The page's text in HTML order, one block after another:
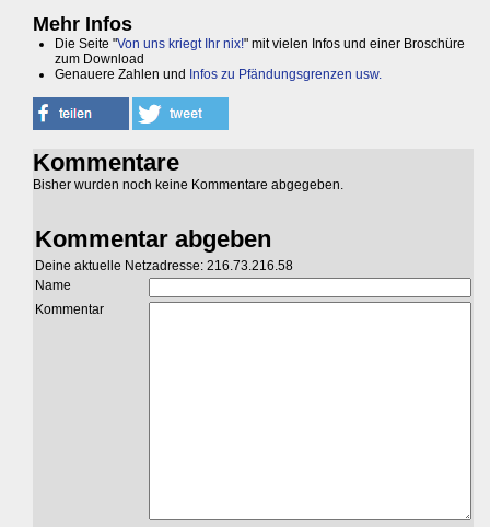
Mehr Infos
Die Seite "Von uns kriegt Ihr nix!" mit vielen Infos und einer Broschüre
zum Download
Genauere Zahlen und Infos zu Pfändungsgrenzen usw.
Kommentare
Bisher wurden noch keine Kommentare abgegeben.
Kommentar abgeben
Deine aktuelle Netzadresse: 216.73.216.58
Name
Kommentar